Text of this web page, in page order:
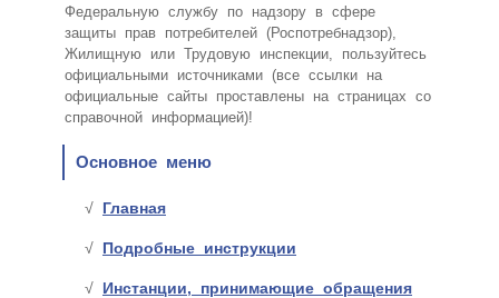
Федеральную службу по надзору в сфере
защиты прав потребителей (Роспотребнадзор),
Жилищную или Трудовую инспекции, пользуйтесь
официальными источниками (все ссылки на
официальные сайты проставлены на страницах со
справочной информацией)!
Основное меню
Главная
Подробные инструкции
Инстанции, принимающие обращения